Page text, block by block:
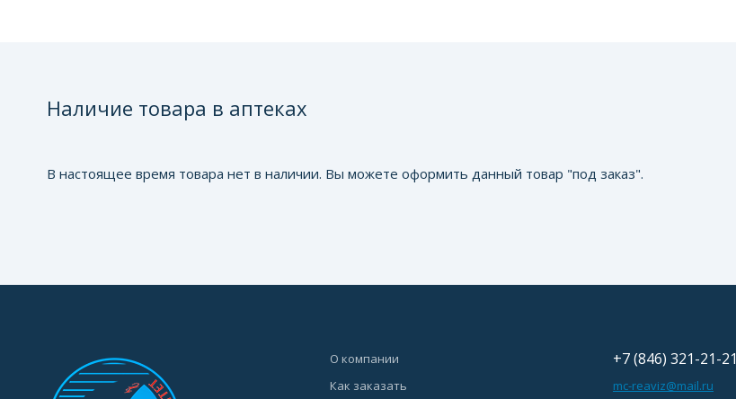
Наличие товара в аптеках
В настоящее время товара нет в наличии. Вы можете оформить данный товар "под заказ".
О компании
Как заказать
+7 (846) 321-21-21
mc-reaviz@mail.ru